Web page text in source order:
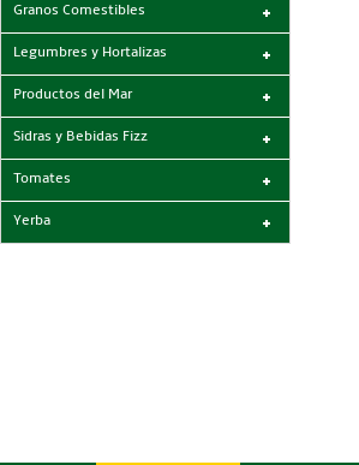
Granos Comestibles
Legumbres y Hortalizas
Productos del Mar
Sidras y Bebidas Fizz
Tomates
Yerba